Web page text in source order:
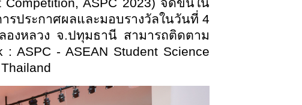
Competition, ASPC 2023) จัดขึ้นใน
รประกาศผลและมอบรางวัลในวันที่ 4
งหลวง จ.ปทุมธานี สามารถติดตาม
ASPC - ASEAN Student Science